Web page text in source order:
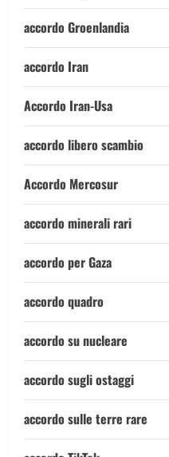
accordo Groenlandia
accordo Iran
Accordo Iran-Usa
accordo libero scambio
Accordo Mercosur
accordo minerali rari
accordo per Gaza
accordo quadro
accordo su nucleare
accordo sugli ostaggi
accordo sulle terre rare